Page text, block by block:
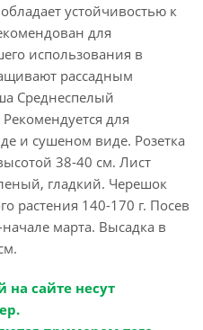
устойчивостью к
для
использования в
рассадным
Среднеспелый
для
и сушеном виде. Розетка
38-40 см. Лист
гладкий. Черешок
растения 140-170 г. Посев
марта. Высадка в
на сайте несут